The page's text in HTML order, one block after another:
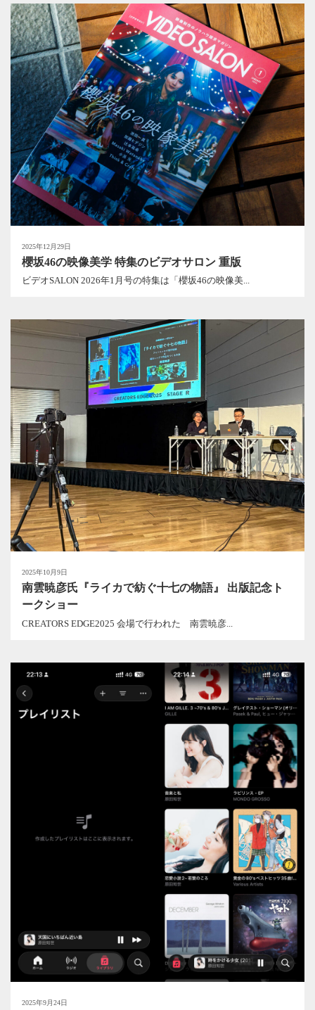
2025年12月29日
櫻坂46の映像美学 特集のビデオサロン 重版
ビデオSALON 2026年1月号の特集は「櫻坂46の映像美...
2025年10月9日
南雲暁彦氏『ライカで紡ぐ十七の物語』 出版記念ト
ークショー
CREATORS EDGE2025 会場で行われた 南雲暁彦...
2025年9月24日